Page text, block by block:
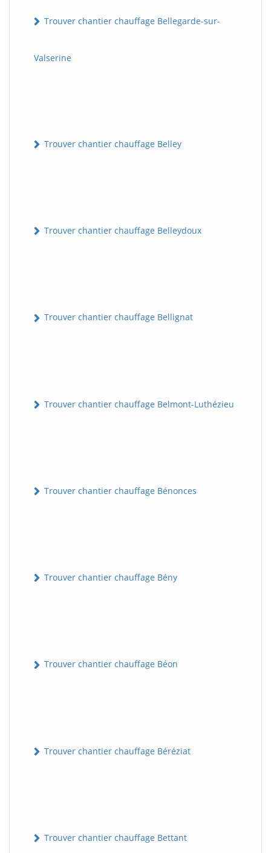
Trouver chantier chauffage Bellegarde-sur-
Valserine
Trouver chantier chauffage Belley
Trouver chantier chauffage Belleydoux
Trouver chantier chauffage Bellignat
Trouver chantier chauffage Belmont-Luthézieu
Trouver chantier chauffage Bénonces
Trouver chantier chauffage Bény
Trouver chantier chauffage Béon
Trouver chantier chauffage Béréziat
Trouver chantier chauffage Bettant